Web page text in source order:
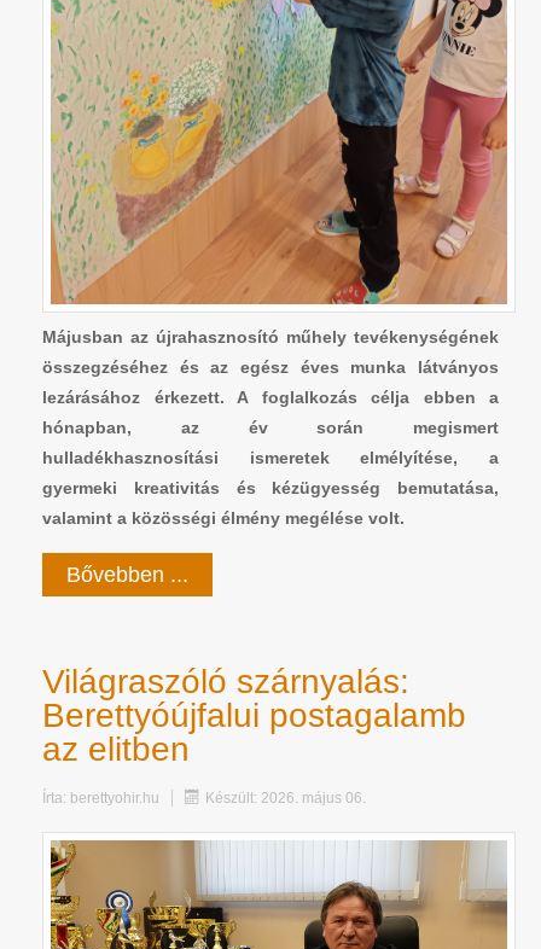
Májusban az újrahasznosító műhely tevékenységének
összegzéséhez és az egész éves munka látványos
lezárásához érkezett. A foglalkozás célja ebben a
hónapban, az év során megismert
hulladékhasznosítási ismeretek elmélyítése, a
gyermeki kreativitás és kézügyesség bemutatása,
valamint a közösségi élmény megélése volt.
Bővebben ...
Világraszóló szárnyalás:
Berettyóújfalui postagalamb
az elitben
Írta: berettyohir.hu Készült: 2026. május 06.